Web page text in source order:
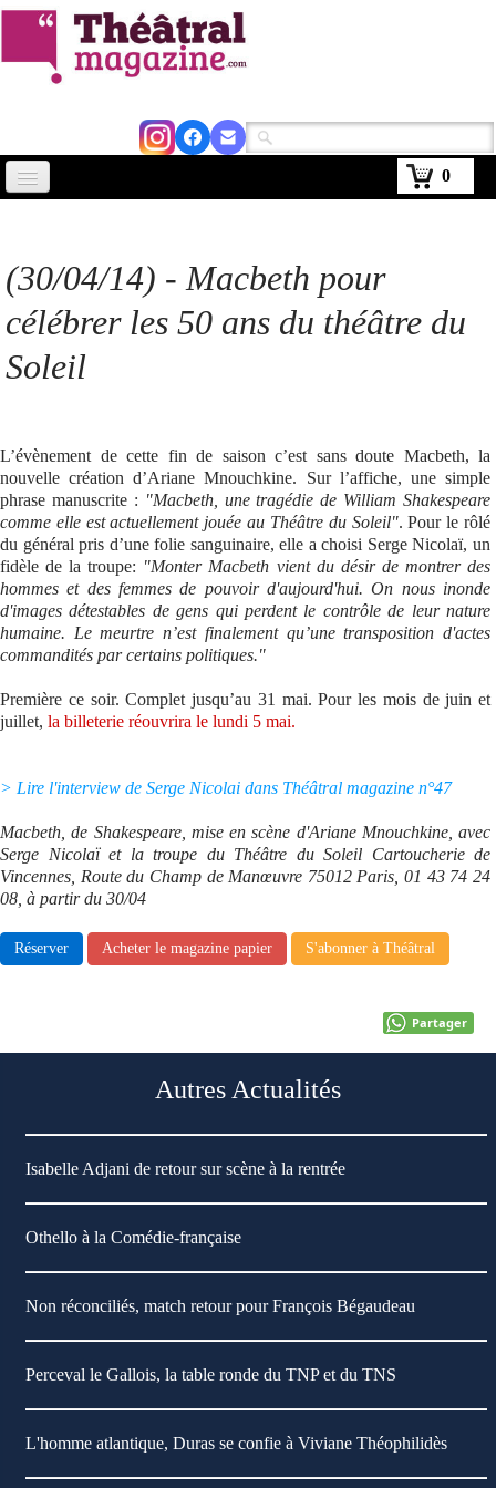
0
Abonnement▼
Se connecter
(30/04/14) - Macbeth pour
célébrer les 50 ans du théâtre du
Soleil
L’évènement de cette fin de saison c’est sans doute Macbeth, la
nouvelle création d’Ariane Mnouchkine. Sur l’affiche, une simple
phrase manuscrite : "Macbeth, une tragédie de William Shakespeare
comme elle est actuellement jouée au Théâtre du Soleil". Pour le rôlé
du général pris d’une folie sanguinaire, elle a choisi Serge Nicolaï, un
fidèle de la troupe: "Monter Macbeth vient du désir de montrer des
hommes et des femmes de pouvoir d'aujourd'hui. On nous inonde
d'images détestables de gens qui perdent le contrôle de leur nature
humaine. Le meurtre n’est finalement qu’une transposition d'actes
commandités par certains politiques."
Première ce soir. Complet jusqu’au 31 mai. Pour les mois de juin et
juillet, la billeterie réouvrira le lundi 5 mai.
> Lire l'interview de Serge Nicolai dans Théâtral magazine n°47
Macbeth, de Shakespeare, mise en scène d'Ariane Mnouchkine, avec
Serge Nicolaï et la troupe du Théâtre du Soleil Cartoucherie de
Vincennes, Route du Champ de Manœuvre 75012 Paris, 01 43 74 24
08, à partir du 30/04
Réserver Acheter le magazine papier S'abonner à Théâtral
Partager
Autres Actualités
Isabelle Adjani de retour sur scène à la rentrée
Othello à la Comédie-française
Non réconciliés, match retour pour François Bégaudeau
Perceval le Gallois, la table ronde du TNP et du TNS
L'homme atlantique, Duras se confie à Viviane Théophilidès